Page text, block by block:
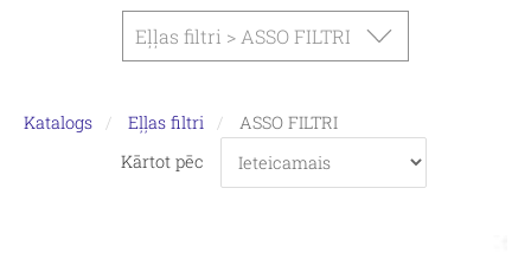
Eļļas filtri > ASSO FILTRI
Katalogs Eļļas filtri
ASSO FILTRI
Kārtot pēc